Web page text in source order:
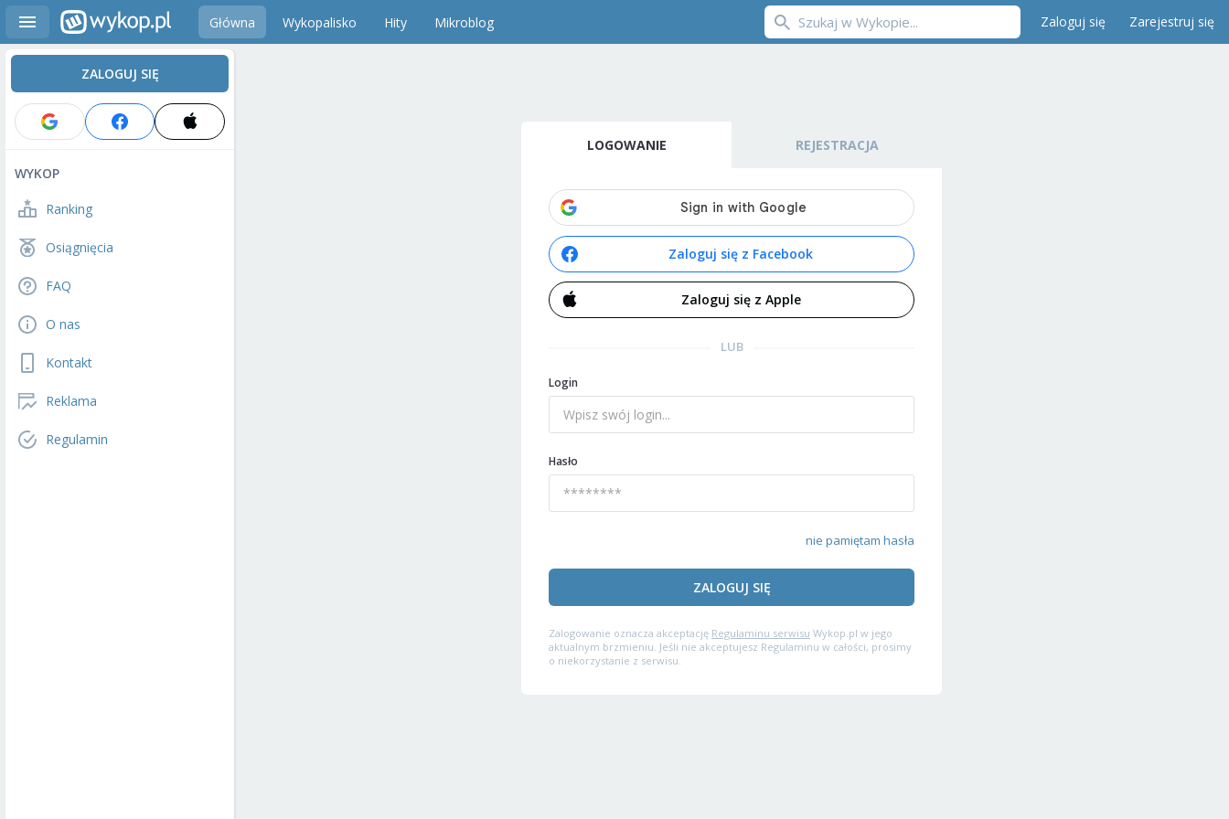
Główna Wykopalisko Hity Mikroblog Zaloguj się Zarejestruj się
ZALOGUJ SIĘ
WYKOP
Ranking
Osiągnięcia
FAQ
O nas
Kontakt
Reklama
Regulamin
LOGOWANIE REJESTRACJA
Zaloguj się z Facebook
Zaloguj się z Apple
LUB
Login
Hasło
nie pamiętam hasła
ZALOGUJ SIĘ
Zalogowanie oznacza akceptację Regulaminu serwisu Wykop.pl w jego
aktualnym brzmieniu. Jeśli nie akceptujesz Regulaminu w całości, prosimy
o niekorzystanie z serwisu.